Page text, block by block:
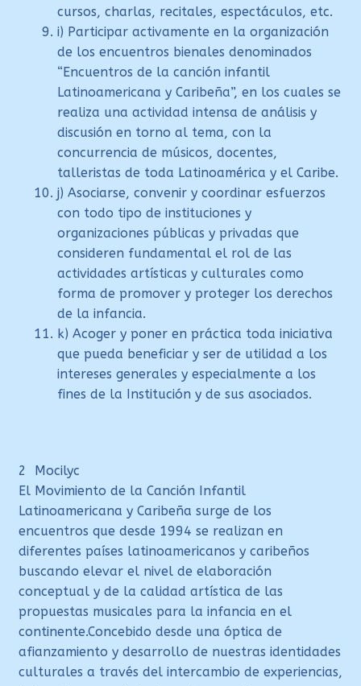
cursos, charlas, recitales, espectáculos, etc.
i) Participar activamente en la organización
de los encuentros bienales denominados
“Encuentros de la canción infantil
Latinoamericana y Caribeña”, en los cuales se
realiza una actividad intensa de análisis y
discusión en torno al tema, con la
concurrencia de músicos, docentes,
talleristas de toda Latinoamérica y el Caribe.
j) Asociarse, convenir y coordinar esfuerzos
con todo tipo de instituciones y
organizaciones públicas y privadas que
consideren fundamental el rol de las
actividades artísticas y culturales como
forma de promover y proteger los derechos
de la infancia.
k) Acoger y poner en práctica toda iniciativa
que pueda beneficiar y ser de utilidad a los
intereses generales y especialmente a los
fines de la Institución y de sus asociados.
2 Mocilyc
El Movimiento de la Canción Infantil
Latinoamericana y Caribeña surge de los
encuentros que desde 1994 se realizan en
diferentes países latinoamericanos y caribeños
buscando elevar el nivel de elaboración
conceptual y de la calidad artística de las
propuestas musicales para la infancia en el
continente.Concebido desde una óptica de
afianzamiento y desarrollo de nuestras identidades
culturales a través del intercambio de experiencias,